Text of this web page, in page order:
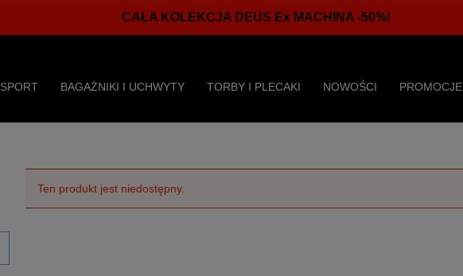
CAŁA KOLEKCJA DEUS Ex MACHINA -50%!
SPORT BAGAŻNIKI I UCHWYTY TORBY I PLECAKI NOWOŚCI PROMOCJE
Ten produkt jest niedostępny.